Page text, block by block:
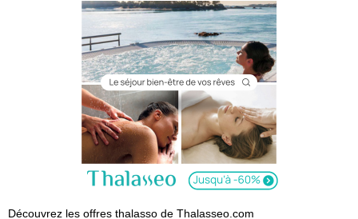
Découvrez les offres thalasso de Thalasseo.com